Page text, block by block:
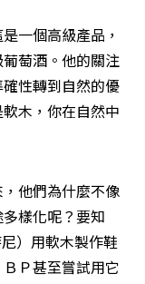
一個高級產品，
萄酒。他的關注
性轉到自然的優
木，你在自然中
他們為什麼不像
樣化呢？要知
）用軟木製作鞋
Ｐ甚至嘗試用它